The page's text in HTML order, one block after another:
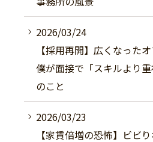
2026/03/24
【採用再開】広くなった
僕が面接で「スキルより
のこと
2026/03/23
【家賃倍増の恐怖】ビビ